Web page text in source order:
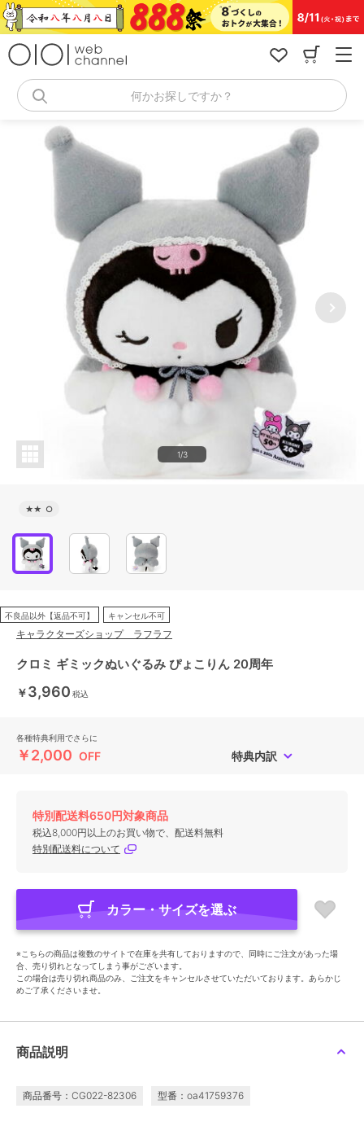
コ
ン
何かお探しですか？
1/3
★★ ○
不良品以外【返品不可】 キャンセル不可
キャラクターズショップ ラフラフ
クロミ ギミックぬいぐるみ ぴょこりん 20周年
￥3,960 税込
各種特典利用でさらに
￥2,000 OFF 特典内訳
特別配送料650円対象商品
税込8,000円以上のお買い物で、配送料無料
特別配送料について
カラー・サイズを選ぶ
※こちらの商品は複数のサイトで在庫を共有しておりますので、同時にご注文があった場
合、売り切れとなってしまう事がございます。
この場合は売り切れ商品のみ、ご注文をキャンセルさせていただいております。あらかじ
めご了承くださいませ。
商品説明
商品番号：CG022-82306 型番：oa41759376